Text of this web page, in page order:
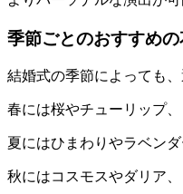
季節ごとのおすすめの
結婚式の季節によっても
春には桜やチューリップ、
夏にはひまわりやラベンダ
秋にはコスモスやダリア、